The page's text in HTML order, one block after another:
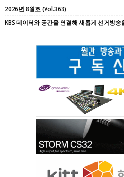
2026년 8월호 (Vol.368)
KBS 데이터와 공간을 연결해 새롭게 선거방송